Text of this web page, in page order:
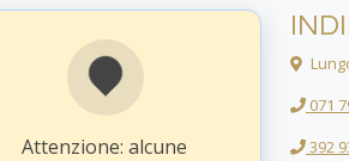
Attenzione: alcune
071
392